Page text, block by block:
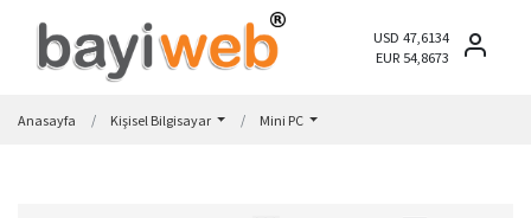
USD 47,6134
EUR 54,8673
Anasayfa Kişisel Bilgisayar Mini PC